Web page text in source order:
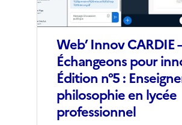
Web’ Innov CARDIE
Échangeons pour
Édition n°5 :
philosophie en lycée
professionnel